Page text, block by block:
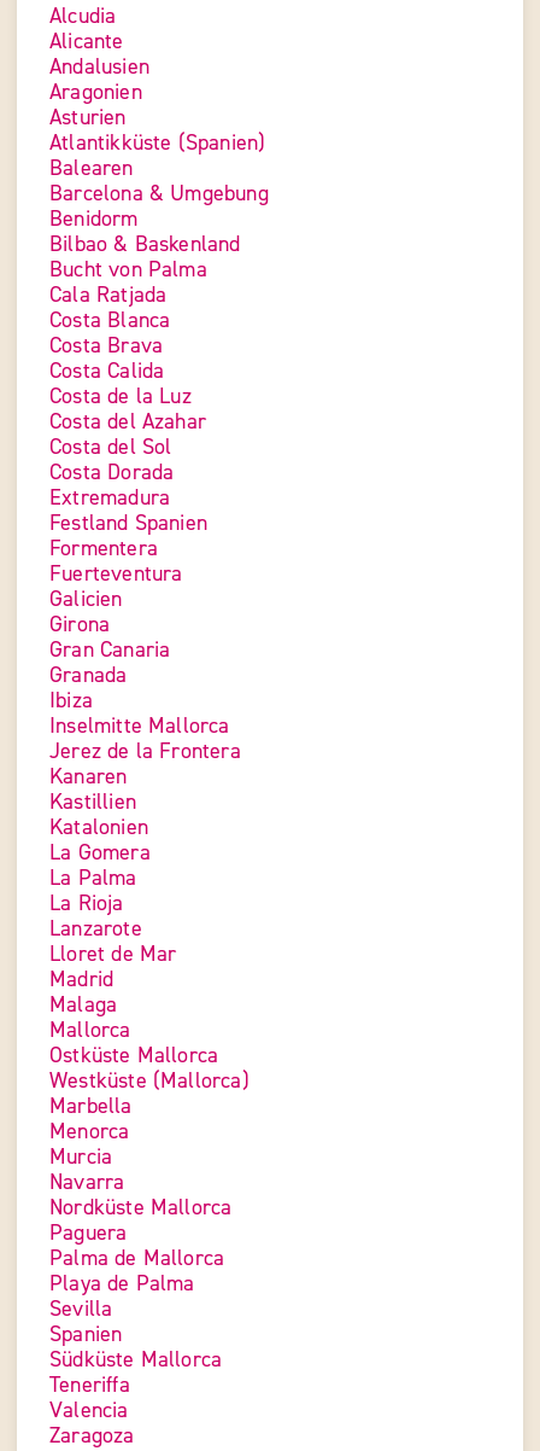
Alcudia
Alicante
Andalusien
Aragonien
Asturien
Atlantikküste (Spanien)
Balearen
Barcelona & Umgebung
Benidorm
Bilbao & Baskenland
Bucht von Palma
Cala Ratjada
Costa Blanca
Costa Brava
Costa Calida
Costa de la Luz
Costa del Azahar
Costa del Sol
Costa Dorada
Extremadura
Festland Spanien
Formentera
Fuerteventura
Galicien
Girona
Gran Canaria
Granada
Ibiza
Inselmitte Mallorca
Jerez de la Frontera
Kanaren
Kastillien
Katalonien
La Gomera
La Palma
La Rioja
Lanzarote
Lloret de Mar
Madrid
Malaga
Mallorca
Ostküste Mallorca
Westküste (Mallorca)
Marbella
Menorca
Murcia
Navarra
Nordküste Mallorca
Paguera
Palma de Mallorca
Playa de Palma
Sevilla
Spanien
Südküste Mallorca
Teneriffa
Valencia
Zaragoza